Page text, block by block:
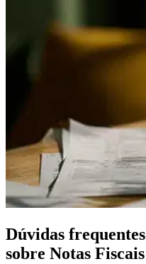
Dúvidas frequentes
sobre Notas Fiscais